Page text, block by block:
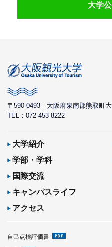
大学
〒590-0493 大阪府泉南郡熊取町
TEL：072-453-8222
大学紹介
学部・学科
国際交流
キャンパスライフ
アクセス
自己点検評価書